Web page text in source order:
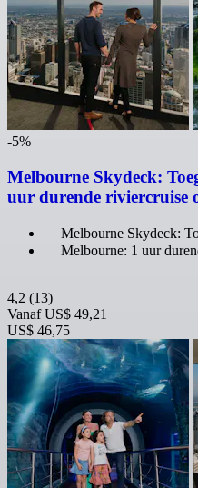
-5%
Melbourne Skydeck:
uur durende riviercruise
Melbourne Skydeck:
Melbourne: 1 uur
4,2 (13)
Vanaf US$ 49,21
US$ 46,75